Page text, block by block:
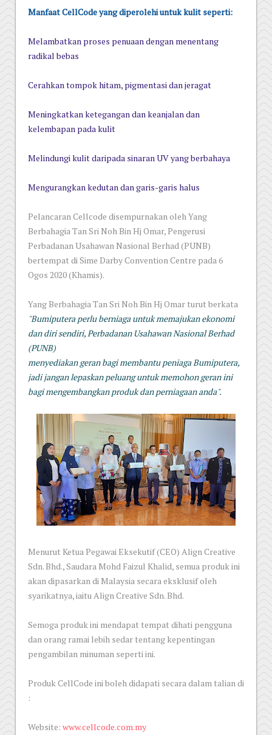
Manfaat CellCode yang diperolehi untuk kulit seperti:
Melambatkan proses penuaan dengan menentang
radikal bebas
Cerahkan tompok hitam, pigmentasi dan jeragat
Meningkatkan ketegangan dan keanjalan dan
kelembapan pada kulit
Melindungi kulit daripada sinaran UV yang berbahaya
Mengurangkan kedutan dan garis-garis halus
Pelancaran Cellcode disempurnakan oleh Yang
Berbahagia Tan Sri Noh Bin Hj Omar, Pengerusi
Perbadanan Usahawan Nasional Berhad (PUNB)
bertempat di Sime Darby Convention Centre pada 6
Ogos 2020 (Khamis).
Yang Berbahagia Tan Sri Noh Bin Hj Omar turut berkata
"Bumiputera perlu berniaga untuk memajukan ekonomi
dan diri sendiri, Perbadanan Usahawan Nasional Berhad
(PUNB)
menyediakan geran bagi membantu peniaga Bumiputera,
jadi jangan lepaskan peluang untuk memohon geran ini
bagi mengembangkan produk dan perniagaan anda".
Menurut Ketua Pegawai Eksekutif (CEO) Align Creative
Sdn. Bhd., Saudara Mohd Faizul Khalid, semua produk ini
akan dipasarkan di Malaysia secara eksklusif oleh
syarikatnya, iaitu Align Creative Sdn. Bhd.
Semoga produk ini mendapat tempat dihati pengguna
dan orang ramai lebih sedar tentang kepentingan
pengambilan minuman seperti ini.
Produk CellCode ini boleh didapati secara dalam talian di
:
Website: www.cellcode.com.my